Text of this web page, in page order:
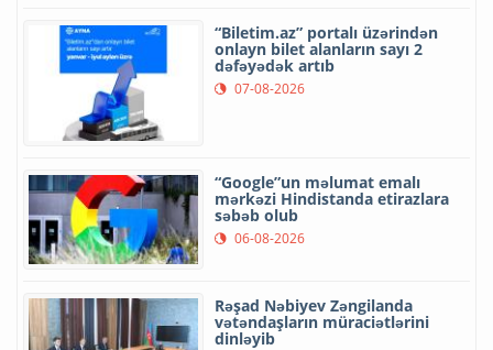
“Biletim.az” portalı üzərindən
onlayn bilet alanların sayı 2
dəfəyədək artıb
07-08-2026
“Google”un məlumat emalı
mərkəzi Hindistanda etirazlara
səbəb olub
06-08-2026
Rəşad Nəbiyev Zəngilanda
vətəndaşların müraciətlərini
dinləyib